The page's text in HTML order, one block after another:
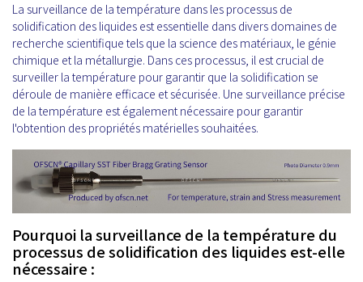
La surveillance de la température dans les processus de
solidification des liquides est essentielle dans divers domaines de
recherche scientifique tels que la science des matériaux, le génie
chimique et la métallurgie. Dans ces processus, il est crucial de
surveiller la température pour garantir que la solidification se
déroule de manière efficace et sécurisée. Une surveillance précise
de la température est également nécessaire pour garantir
l'obtention des propriétés matérielles souhaitées.
Pourquoi la surveillance de la température du
processus de solidification des liquides est-elle
nécessaire :